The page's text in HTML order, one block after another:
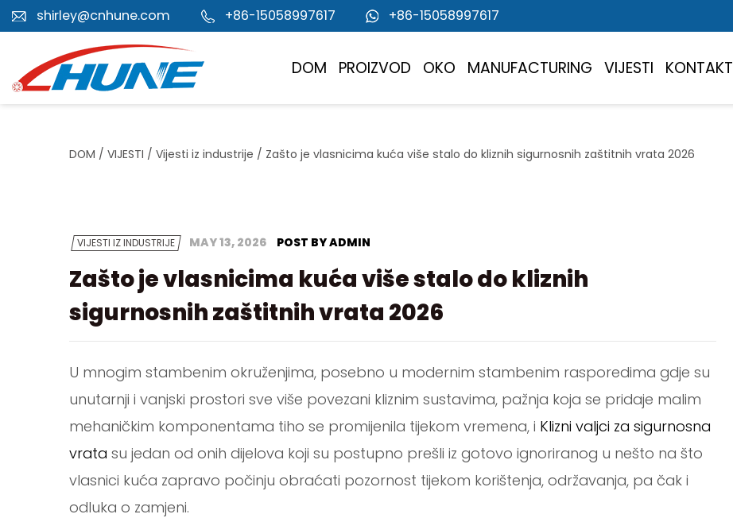
shirley@cnhune.com +86-15058997617 +86-15058997617
DOM PROIZVOD OKO MANUFACTURING VIJESTI KONTAKT
DOM / VIJESTI / Vijesti iz industrije / Zašto je vlasnicima kuća više stalo do kliznih sigurnosnih zaštitnih vrata 2026
VIJESTI IZ INDUSTRIJE MAY 13, 2026 POST BY ADMIN
Zašto je vlasnicima kuća više stalo do kliznih
sigurnosnih zaštitnih vrata 2026
U mnogim stambenim okruženjima, posebno u modernim stambenim rasporedima gdje su
unutarnji i vanjski prostori sve više povezani kliznim sustavima, pažnja koja se pridaje malim
mehaničkim komponentama tiho se promijenila tijekom vremena, i Klizni valjci za sigurnosna
vrata su jedan od onih dijelova koji su postupno prešli iz gotovo ignoriranog u nešto na što
vlasnici kuća zapravo počinju obraćati pozornost tijekom korištenja, održavanja, pa čak i
odluka o zamjeni.